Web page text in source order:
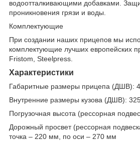
водоотталкивающими добавками.
проникновения грязи и воды.
Комплектующие
При создании наших прицепов мы
комплектующие лучших европейских
Fristom, Steelpress.
Характеристики
Габаритные размеры прицепа (ДШВ):
Внутренние размеры кузова (ДШВ):
Погрузочная высота (рессорная
Дорожный просвет (рессорная
точка – 220 мм, по оси – 270 мм